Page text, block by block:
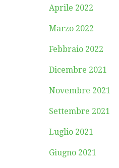
Aprile 2022
Marzo 2022
Febbraio 2022
Dicembre 2021
Novembre 2021
Settembre 2021
Luglio 2021
Giugno 2021